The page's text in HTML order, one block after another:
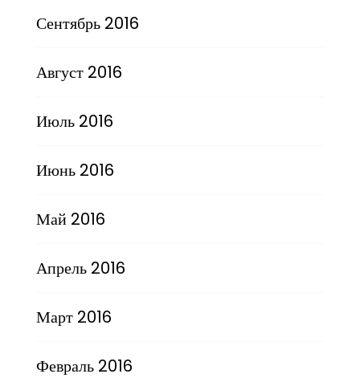
Сентябрь 2016
Август 2016
Июль 2016
Июнь 2016
Май 2016
Апрель 2016
Март 2016
Февраль 2016